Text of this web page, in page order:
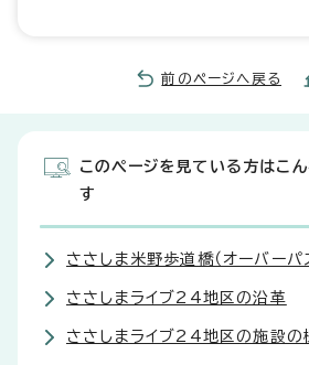
前のページへ戻る
このページを見ている方はこ
す
ささしま米野歩道橋（オーバーパ
ささしまライブ24地区の沿革
ささしまライブ24地区の施設の